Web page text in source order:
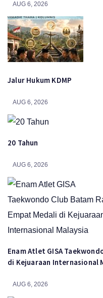
AUG 6, 2026
Jalur Hukum KDMP
AUG 6, 2026
20 Tahun
AUG 6, 2026
Enam Atlet GISA
di Kejuaraan Internasional
AUG 6, 2026